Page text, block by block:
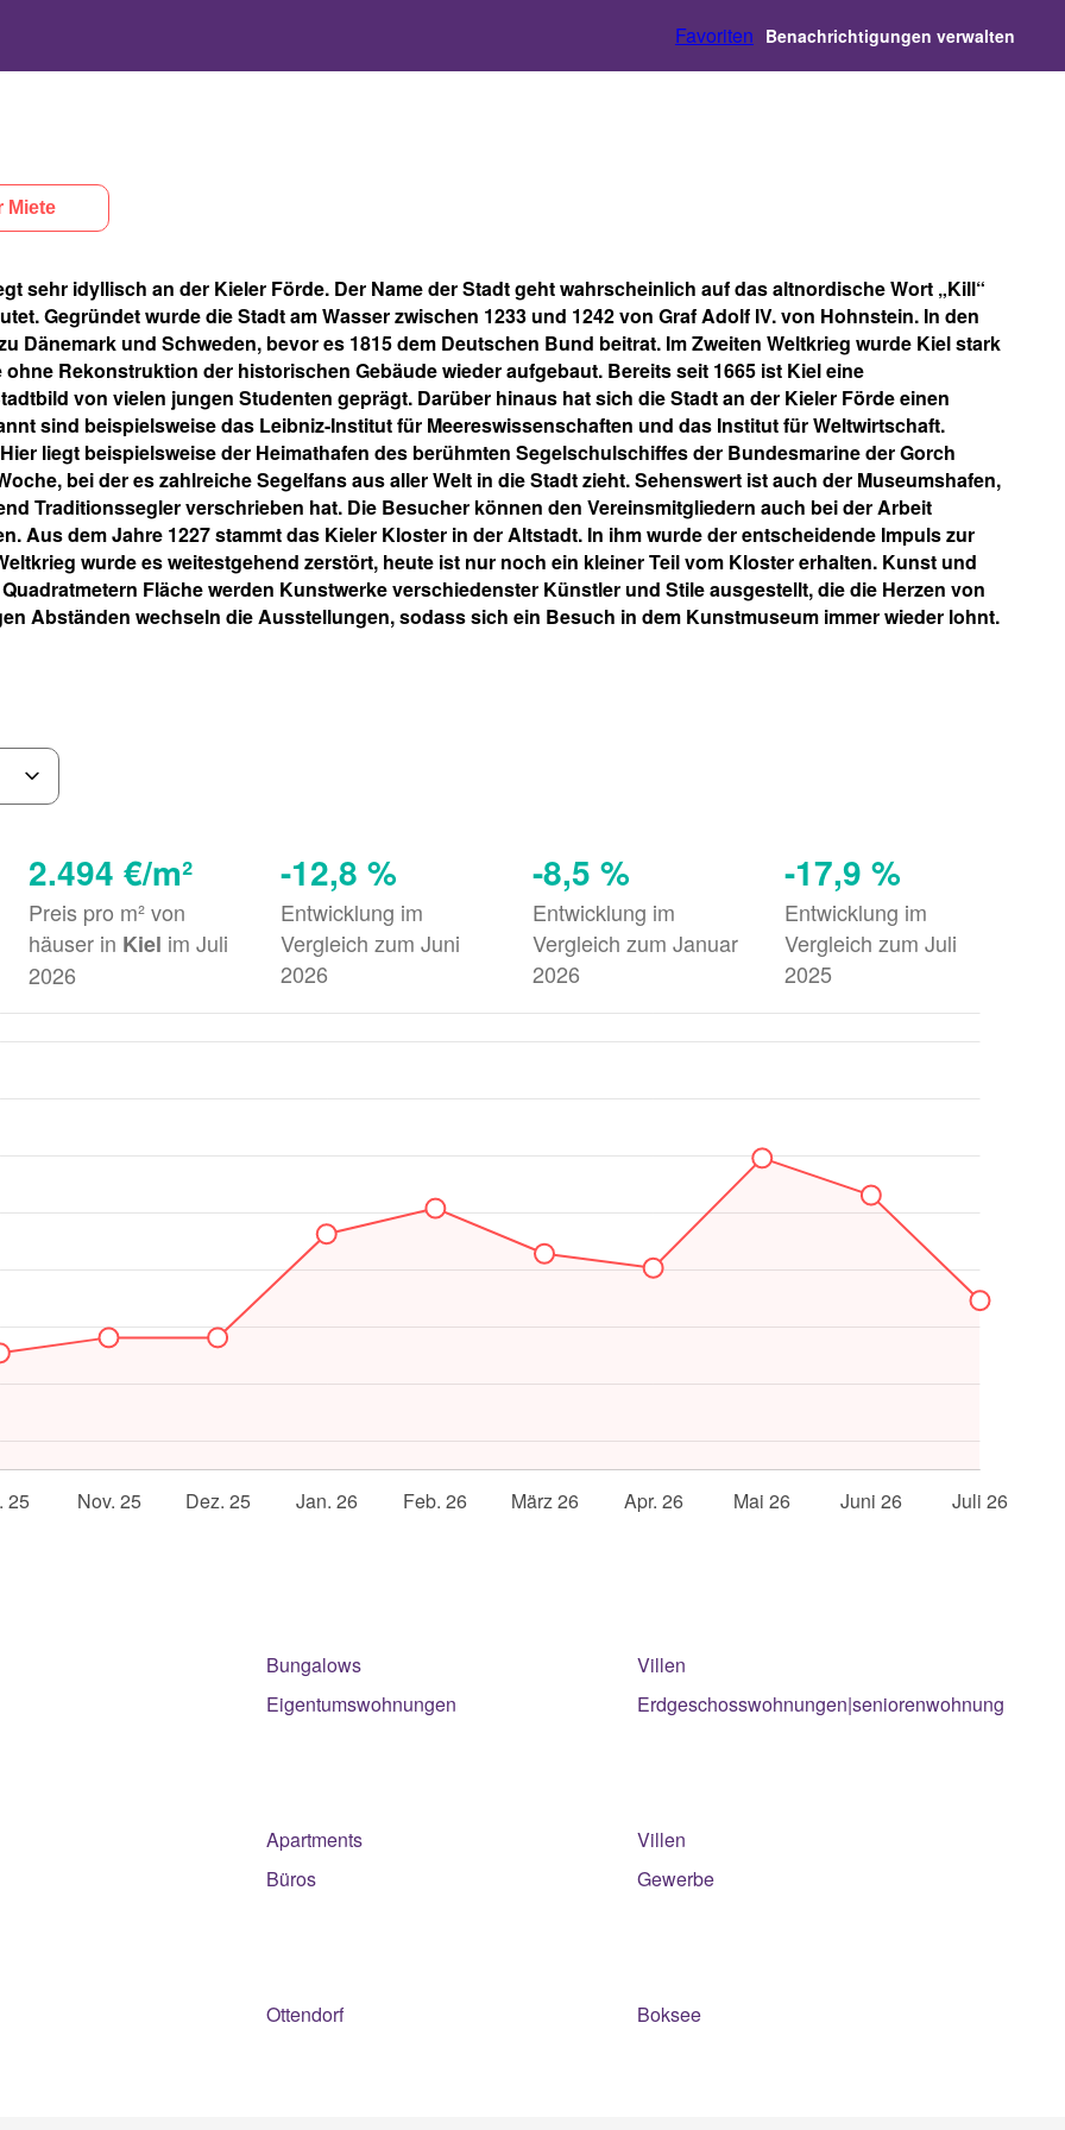
Favoriten Benachrichtigungen verwalten
Miete
sehr idyllisch an der Kieler Förde. Der Name der Stadt geht wahrscheinlich auf das altnordische Wort „Kill“
Gegründet wurde die Stadt am Wasser zwischen 1233 und 1242 von Graf Adolf IV. von Hohnstein. In den
Dänemark und Schweden, bevor es 1815 dem Deutschen Bund beitrat. Im Zweiten Weltkrieg wurde Kiel stark
Rekonstruktion der historischen Gebäude wieder aufgebaut. Bereits seit 1665 ist Kiel eine
von vielen jungen Studenten geprägt. Darüber hinaus hat sich die Stadt an der Kieler Förde einen
sind beispielsweise das Leibniz-Institut für Meereswissenschaften und das Institut für Weltwirtschaft.
liegt beispielsweise der Heimathafen des berühmten Segelschulschiffes der Bundesmarine der Gorch
bei der es zahlreiche Segelfans aus aller Welt in die Stadt zieht. Sehenswert ist auch der Museumshafen,
Traditionssegler verschrieben hat. Die Besucher können den Vereinsmitgliedern auch bei der Arbeit
Aus dem Jahre 1227 stammt das Kieler Kloster in der Altstadt. In ihm wurde der entscheidende Impuls zur
wurde es weitestgehend zerstört, heute ist nur noch ein kleiner Teil vom Kloster erhalten. Kunst und
Fläche werden Kunstwerke verschiedenster Künstler und Stile ausgestellt, die die Herzen von
Abständen wechseln die Ausstellungen, sodass sich ein Besuch in dem Kunstmuseum immer wieder lohnt.
2.494 €/m²
Preis pro m² von
häuser in Kiel im Juli
2026
-12,8 %
Entwicklung im
Vergleich zum Juni
2026
-8,5 %
Entwicklung im
Vergleich zum Januar
2026
-17,9 %
Entwicklung im
Vergleich zum Juli
2025
Bungalows
Villen
Eigentumswohnungen
Erdgeschosswohnungen|seniorenwohnung
Apartments
Villen
Büros
Gewerbe
Ottendorf Boksee